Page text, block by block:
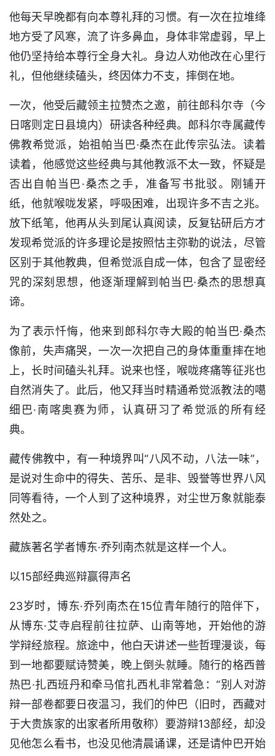
他每天早晚都有向本尊礼拜的习惯。有一次在拉堆绛
地方受了风寒，流了许多鼻血，身体非常虚弱，早上
他仍坚持给本尊行全身大礼。身边人劝他改在心里行
礼，但他继续磕头，终因体力不支，摔倒在地。
一次，他受后藏领主拉赞杰之邀，前往郎科尔寺（今
日喀则定日县境内）研读各种经典。郎科尔寺属藏传
佛教希觉派，始祖帕当巴·桑杰在此传宗弘法。读着
读着，他感觉这些经典与其他教派不太一致，怀疑是
否出自帕当巴·桑杰之手，准备写书批驳。刚铺开
纸，他就喉咙发紧，呼吸困难，出现许多不吉之兆。
放下纸笔，他再从头到尾认真阅读，反复钻研后方才
发现希觉派的许多理论是按照怙主弥勒的说法，尽管
区别于其他教典，但希觉派自成一体，包含了显密经
咒的深刻思想，他逐渐理解到帕当巴·桑杰的思想真
谛。
为了表示忏悔，他来到郎科尔寺大殿的帕当巴·桑杰
像前，失声痛哭，一次一次把自己的身体重重摔在地
上，长时间磕头礼拜。说来也怪，喉咙疼痛等征兆也
自然消失了。此后，他又拜当时精通希觉派教法的噶
细巴·南喀奥赛为师，认真研习了希觉派的所有经
典。
藏传佛教中，有一种境界叫“八风不动，八法一味”，
是说对生命中的得失、苦乐、是非、毁誉等世界八风
同等看待，一个人到了这种境界，对尘世万象就能泰
然处之。
藏族著名学者博东·乔列南杰就是这样一个人。
以15部经典巡辩赢得声名
23岁时，博东·乔列南杰在15位青年随行的陪伴下，
从博东·艾寺启程前往拉萨、山南等地，开始他的游
学辩经旅程。旅途中，他白天讲述一些哲理漫谈，每
到一地都要赋诗赞美，晚上倒头就睡。随行的格西普
热巴·扎西班丹和牵马倌扎西札非常着急：“别人对游
辩一部卷都要日夜温习，我们的仲巴（旧时，西藏对
于大贵族家的出家者所用敬称）要游辩13部经，却没
见他怎么看书，也没见他清晨诵课，还是请仲巴开始